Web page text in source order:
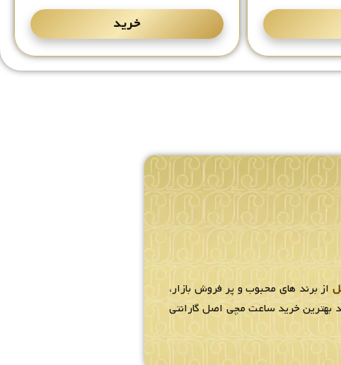
خرید
از برند های محبوب و پر فروش بازار،
بهترین خرید ساعت مچی اصل گارانتی